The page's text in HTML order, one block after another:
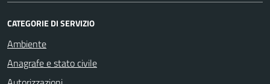
CATEGORIE DI SERVIZIO
Ambiente
Anagrafe e stato civile